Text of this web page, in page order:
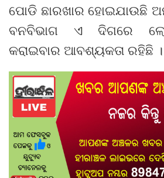
ପୋଡି ଛାରଖାର ହୋଇଯାଉଛି
ବନବିଭାଗ ଏ ଦିଗରେ
କରାଇବାର ଆବଶ୍ୟକତା ରହିଛି ।